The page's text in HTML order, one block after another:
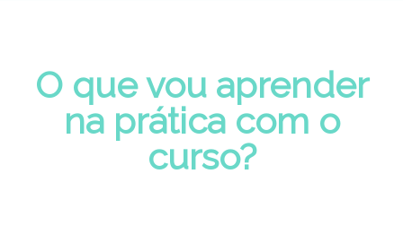
O que vou aprender
na prática com o
curso?